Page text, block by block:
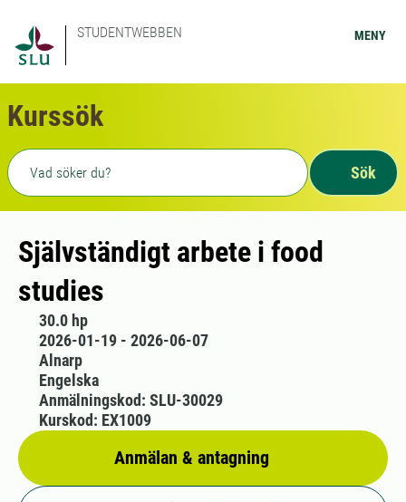
STUDENTWEBBEN MENY
Kurssök
Fritext sökning
Sök
Självständigt arbete i food
studies
30.0 hp
2026-01-19 - 2026-06-07
Alnarp
Engelska
Anmälan & antagning
Anmälningskod: SLU-30029
Kurskod: EX1009